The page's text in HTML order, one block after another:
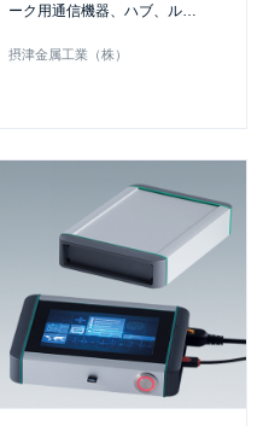
ーク用通信機器、ハブ、ル…
摂津金属工業（株）